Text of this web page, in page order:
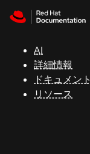
AI
詳細情報
ドキュメント
リソース